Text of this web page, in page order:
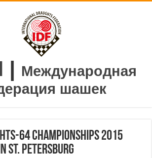
| Международная
шашек
64 Championships 2015
St. Petersburg